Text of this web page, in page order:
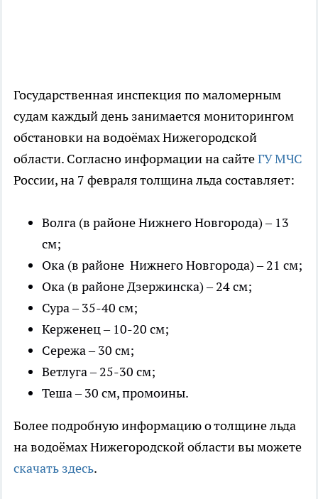
Государственная инспекция по маломерным
судам каждый день занимается мониторингом
обстановки на водоёмах Нижегородской
области. Согласно информации на сайтеГУ МЧС
России, на 7 февраля толщина льда составляет:
Волга (в районе Нижнего Новгорода) – 13
см;
Ока (в районе Нижнего Новгорода) – 21 см;
Ока (в районе Дзержинска) – 24 см;
Сура – 35-40 см;
Керженец – 10-20 см;
Сережа – 30 см;
Ветлуга – 25-30 см;
Теша – 30 см, промоины.
Более подробную информацию о толщине льда
на водоёмах Нижегородской области вы можете
скачать здесь.